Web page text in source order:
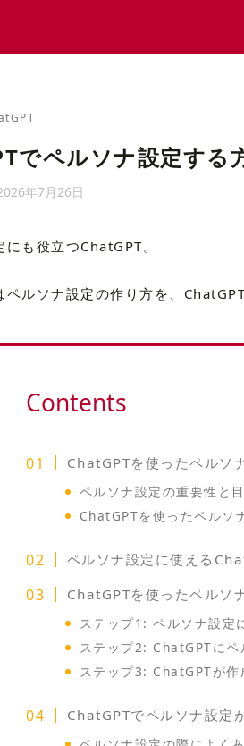
でペルソナ設定する
年7月26日
も役立つChatGPT。
ペルソナ設定の作り方を、
Contents
ChatGPTを使ったペルソ
ペルソナ設定の重要性と
ChatGPTを使ったペルソ
ペルソナ設定に使える
ChatGPTを使ったペルソ
ステップ1: ペルソナ設定
ステップ2: ChatGPTにペ
ステップ3: ChatGPTが作
ChatGPTでペルソナ設定